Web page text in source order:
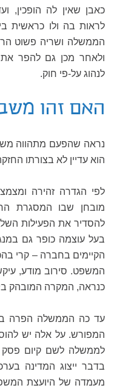
כאבן שאין לה הופכין,
לראות בה ולו כראשית
הממשלה ושריה פשוט
ולאחר מכן גם להפר
לנהוג על-פי חוק.
האם זהו
נראה שהפעם מתהווה
הוא עדיין לא בצורתו
לפי הגדרה זהירה
מובחן שבו המסגרת
להסדיר את הפעילות
בעל עוצמה כופר גם
הקיימים בחברה – קרי
המשפט. סירוב מודע,
כנראה, המקרה המובהק
עד כה הממשלה הפרה
המפורש. על אלה יש
לממשלה לשם קיום פסק
בדבר ייצוג המדינה
מעמדה של היועצת